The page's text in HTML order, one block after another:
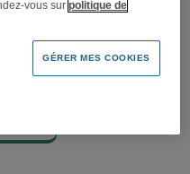
vous surpolitique de
GÉRER MES COOKIES